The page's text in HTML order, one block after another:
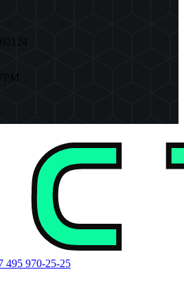
495 970-25-25